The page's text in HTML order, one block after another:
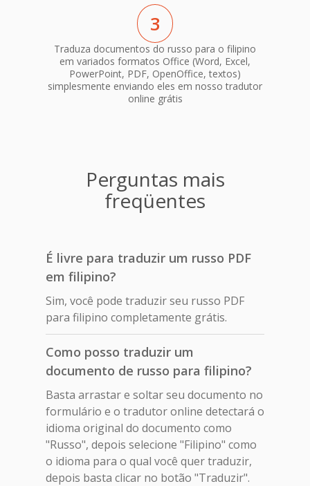
3
Traduza documentos do russo para o filipino
em variados formatos Office (Word, Excel,
PowerPoint, PDF, OpenOffice, textos)
simplesmente enviando eles em nosso tradutor
online grátis
Perguntas mais
freqüentes
É livre para traduzir um russo PDF
em filipino?
Sim, você pode traduzir seu russo PDF
para filipino completamente grátis.
Como posso traduzir um
documento de russo para filipino?
Basta arrastar e soltar seu documento no
formulário e o tradutor online detectará o
idioma original do documento como
"Russo", depois selecione "Filipino" como
o idioma para o qual você quer traduzir,
depois basta clicar no botão "Traduzir".